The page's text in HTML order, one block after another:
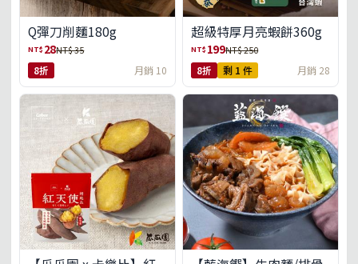
Q彈刀削麵180g
NT$ 28NT$ 35
8折 月銷 10
超級特厚月亮蝦餅360g
NT$ 199NT$ 250
8折 剩 1 件 月銷 28